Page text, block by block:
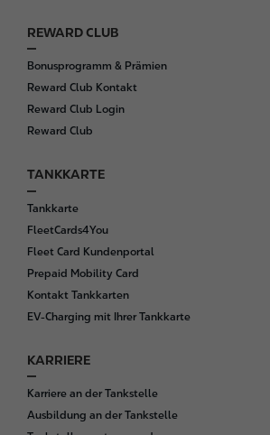
REWARD CLUB
Bonusprogramm & Prämien
Reward Club Kontakt
Reward Club Login
Reward Club
TANKKARTE
Tankkarte
FleetCards4You
Fleet Card Kundenportal
Prepaid Mobility Card
Kontakt Tankkarten
EV-Charging mit Ihrer Tankkarte
KARRIERE
Karriere an der Tankstelle
Ausbildung an der Tankstelle